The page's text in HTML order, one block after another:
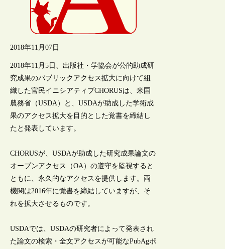
2018年11月07日
2018年11月5日、出版社・学協会が公的助成研
究成果のパブリックアクセス拡大に向けて組
織した官民イニシアティブCHORUSは、米国
農務省（USDA）と、USDAが助成した学術成
果のアクセス拡大を目的とした覚書を締結し
たと発表しています。
CHORUSが、USDAが助成した研究成果論文の
オープンアクセス（OA）の遵守を監視すると
ともに、永久的なアクセスを提供します。両
機関は2016年に覚書を締結していますが、そ
れを拡大させるものです。
USDAでは、USDAの研究者によって発表され
た論文の検索・全文アクセスが可能なPubAgポ